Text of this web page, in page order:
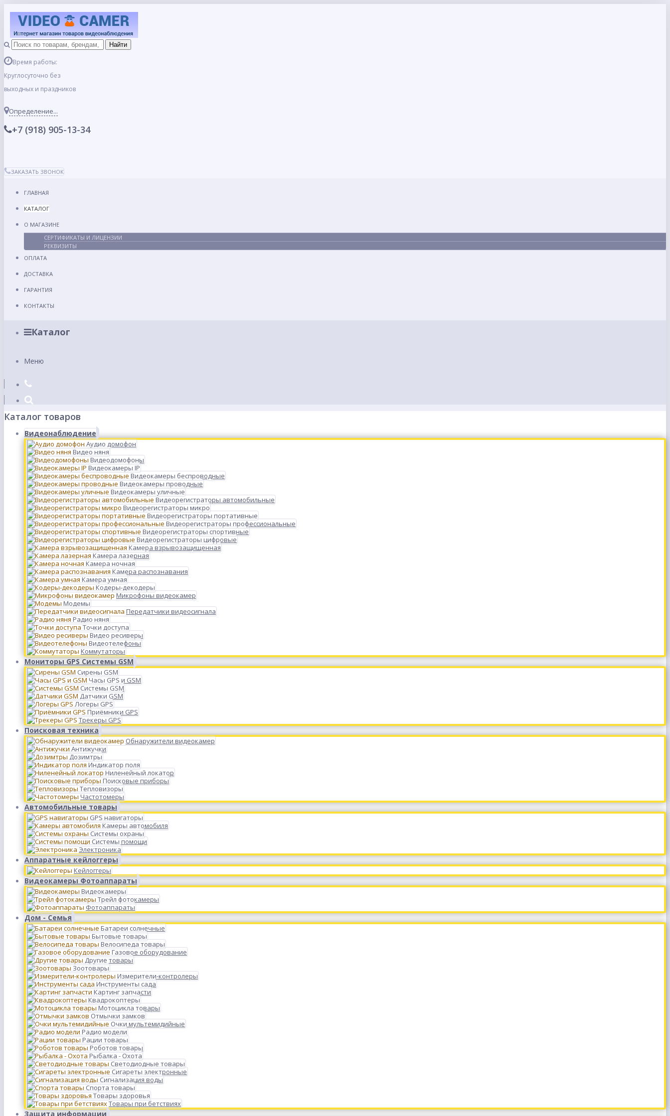
Время работы:
Круглосуточно без
выходных и праздников
Определение...
+7 (918) 905-13-34
ЗАКАЗАТЬ ЗВОНОК
ГЛАВНАЯ
КАТАЛОГ
О МАГАЗИНЕ
СЕРТИФИКАТЫ И ЛИЦЕНЗИИ
РЕКВИЗИТЫ
ОПЛАТА
ДОСТАВКА
ГАРАНТИЯ
КОНТАКТЫ
Каталог
Меню
Каталог товаров
Видеонаблюдение
Аудио домофон
Видео няня
Видеодомофоны
Видеокамеры IP
Видеокамеры беспроводные
Видеокамеры проводные
Видеокамеры уличные
Видеорегистраторы автомобильные
Видеорегистраторы микро
Видеорегистраторы портативные
Видеорегистраторы профессиональные
Видеорегистраторы спортивные
Видеорегистраторы цифровые
Камера взрывозащищенная
Камера лазерная
Камера ночная
Камера распознавания
Камера умная
Кодеры-декодеры
Микрофоны видеокамер
Модемы
Передатчики видеосигнала
Радио няня
Точки доступа
Видео ресиверы
Видеотелефоны
Коммутаторы
Мониторы GPS Системы GSM
Сирены GSM
Часы GPS и GSM
Системы GSM
Датчики GSM
Логеры GPS
Приёмники GPS
Трекеры GPS
Поисковая техника
Обнаружители видеокамер
Антижучки
Дозимтры
Индикатор поля
Ниленейный локатор
Поисковые приборы
Тепловизоры
Частотомеры
Автомобильные товары
GPS навигаторы
Камеры автомобиля
Системы охраны
Системы помощи
Электроника
Аппаратные кейлоггеры
Кейлоггеры
Видеокамеры Фотоаппараты
Видеокамеры
Трейл фотокамеры
Фотоаппараты
Дом - Семья
Батареи солнечные
Бытовые товары
Велосипеда товары
Газовое оборудование
Другие товары
Зоотовары
Измерители-контролеры
Инструменты сада
Картинг запчасти
Квадрокоптеры
Мотоцикла товары
Отмычки замков
Очки мультемидийные
Радио модели
Рации товары
Роботов товары
Рыбалка - Охота
Светодиодные товары
Сигареты электронные
Сигнализация воды
Спорта товары
Товары здоровья
Товары при бетствиях
Защита информации